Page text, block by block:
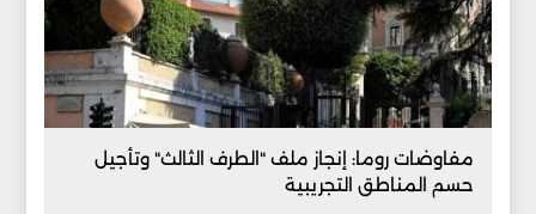
مفاوضات روما: إنجاز ملف "الطرف الثالث" وتأجيل
حسم المناطق التجريبية